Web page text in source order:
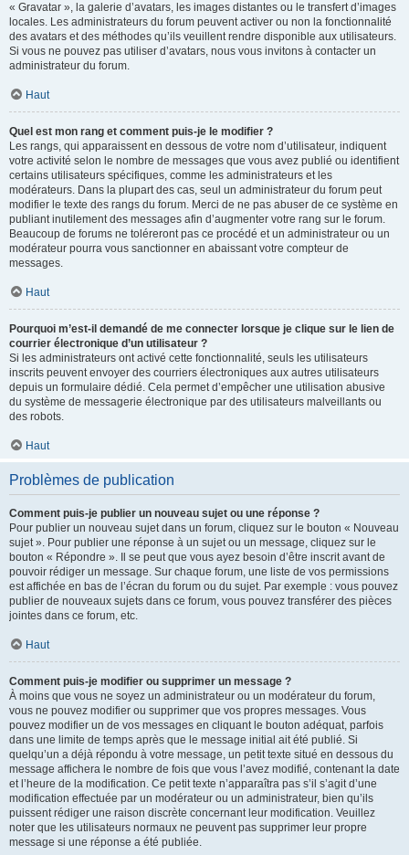
« Gravatar », la galerie d’avatars, les images distantes ou le transfert d’images
locales. Les administrateurs du forum peuvent activer ou non la fonctionnalité
des avatars et des méthodes qu’ils veuillent rendre disponible aux utilisateurs.
Si vous ne pouvez pas utiliser d’avatars, nous vous invitons à contacter un
administrateur du forum.
Haut
Quel est mon rang et comment puis-je le modifier ?
Les rangs, qui apparaissent en dessous de votre nom d’utilisateur, indiquent
votre activité selon le nombre de messages que vous avez publié ou identifient
certains utilisateurs spécifiques, comme les administrateurs et les
modérateurs. Dans la plupart des cas, seul un administrateur du forum peut
modifier le texte des rangs du forum. Merci de ne pas abuser de ce système en
publiant inutilement des messages afin d’augmenter votre rang sur le forum.
Beaucoup de forums ne toléreront pas ce procédé et un administrateur ou un
modérateur pourra vous sanctionner en abaissant votre compteur de
messages.
Haut
Pourquoi m’est-il demandé de me connecter lorsque je clique sur le lien de
courrier électronique d’un utilisateur ?
Si les administrateurs ont activé cette fonctionnalité, seuls les utilisateurs
inscrits peuvent envoyer des courriers électroniques aux autres utilisateurs
depuis un formulaire dédié. Cela permet d’empêcher une utilisation abusive
du système de messagerie électronique par des utilisateurs malveillants ou
des robots.
Haut
Problèmes de publication
Comment puis-je publier un nouveau sujet ou une réponse ?
Pour publier un nouveau sujet dans un forum, cliquez sur le bouton « Nouveau
sujet ». Pour publier une réponse à un sujet ou un message, cliquez sur le
bouton « Répondre ». Il se peut que vous ayez besoin d’être inscrit avant de
pouvoir rédiger un message. Sur chaque forum, une liste de vos permissions
est affichée en bas de l’écran du forum ou du sujet. Par exemple : vous pouvez
publier de nouveaux sujets dans ce forum, vous pouvez transférer des pièces
jointes dans ce forum, etc.
Haut
Comment puis-je modifier ou supprimer un message ?
À moins que vous ne soyez un administrateur ou un modérateur du forum,
vous ne pouvez modifier ou supprimer que vos propres messages. Vous
pouvez modifier un de vos messages en cliquant le bouton adéquat, parfois
dans une limite de temps après que le message initial ait été publié. Si
quelqu’un a déjà répondu à votre message, un petit texte situé en dessous du
message affichera le nombre de fois que vous l’avez modifié, contenant la date
et l’heure de la modification. Ce petit texte n’apparaîtra pas s’il s’agit d’une
modification effectuée par un modérateur ou un administrateur, bien qu’ils
puissent rédiger une raison discrète concernant leur modification. Veuillez
noter que les utilisateurs normaux ne peuvent pas supprimer leur propre
message si une réponse a été publiée.